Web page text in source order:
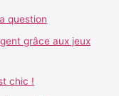
question
grâce aux jeux
chic !